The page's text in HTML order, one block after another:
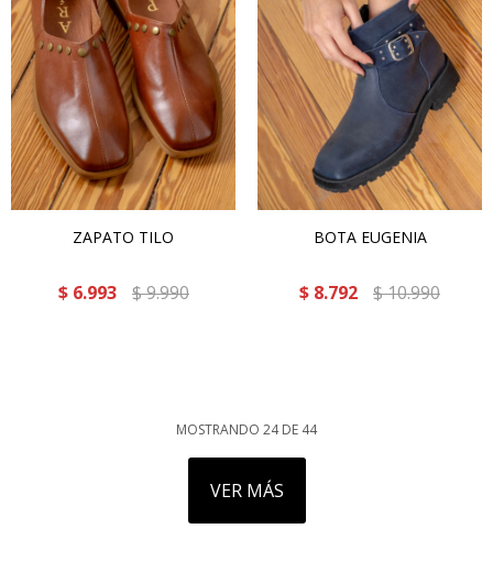
ZAPATO TILO
$ 6.993 $9.990
BOTA EUGENIA
$ 8.792 $10.990
MOSTRANDO 24DE 44
VER MÁS